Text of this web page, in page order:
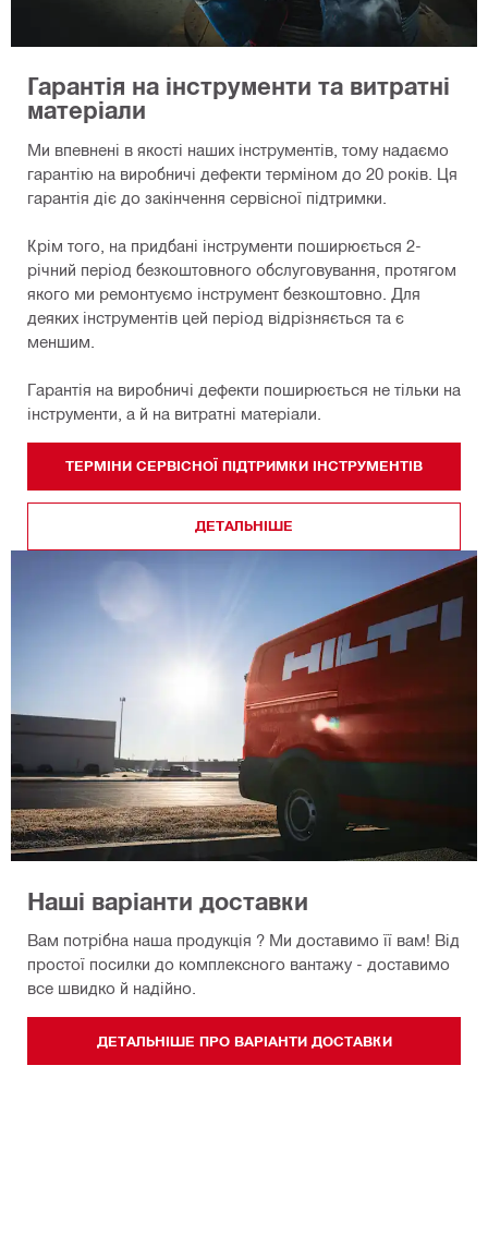
Гарантія на інструменти та витратні
матеріали
Ми впевнені в якості наших інструментів, тому надаємо
гарантію на виробничі дефекти терміном до 20 років. Ця
гарантія діє до закінчення сервісної підтримки.
Крім того, на придбані інструменти поширюється 2-
річний період безкоштовного обслуговування, протягом
якого ми ремонтуємо інструмент безкоштовно. Для
деяких інструментів цей період відрізняється та є
меншим.
Гарантія на виробничі дефекти поширюється не тільки на
інструменти, а й на витратні матеріали.
ТЕРМІНИ СЕРВІСНОЇ ПІДТРИМКИ ІНСТРУМЕНТІВ
ДЕТАЛЬНІШЕ
Наші варіанти доставки
Вам потрібна наша продукція ? Ми доставимо її вам! Від
простої посилки до комплексного вантажу - доставимо
все швидко й надійно.
ДЕТАЛЬНІШЕ ПРО ВАРІАНТИ ДОСТАВКИ